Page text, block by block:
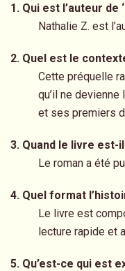
1. Qui est l’auteur de
Nathalie Z. est
2. Quel est le
Cette préquelle
qu’il ne
et ses premiers
3. Quand le livre est-
Le roman a été
4. Quel format
Le livre est
lecture rapide et
5. Qu’est-ce qui est